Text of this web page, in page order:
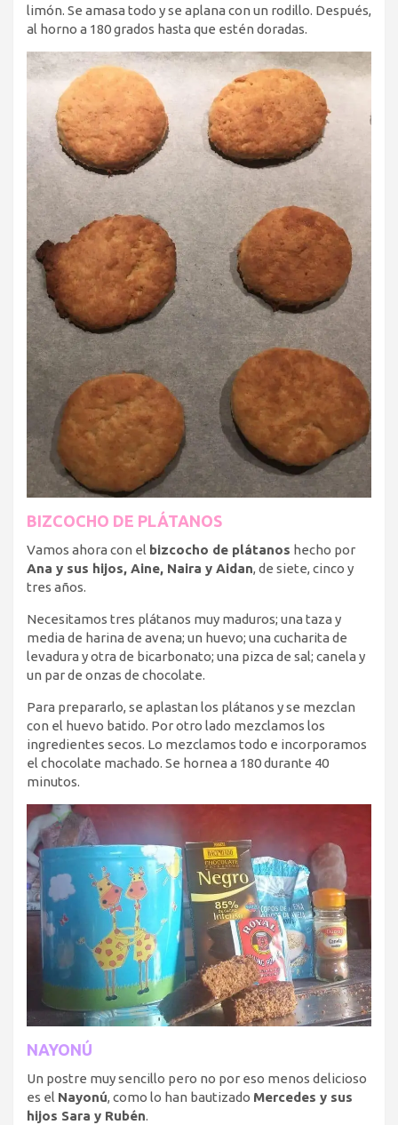
limón. Se amasa todo y se aplana con un rodillo. Después,
al horno a 180 grados hasta que estén doradas.
BIZCOCHO DE PLÁTANOS
Vamos ahora con el bizcocho de plátanos hecho por
Ana y sus hijos, Aine, Naira y Aidan, de siete, cinco y
tres años.
Necesitamos tres plátanos muy maduros; una taza y
media de harina de avena; un huevo; una cucharita de
levadura y otra de bicarbonato; una pizca de sal; canela y
un par de onzas de chocolate.
Para prepararlo, se aplastan los plátanos y se mezclan
con el huevo batido. Por otro lado mezclamos los
ingredientes secos. Lo mezclamos todo e incorporamos
el chocolate machado. Se hornea a 180 durante 40
minutos.
NAYONÚ
Un postre muy sencillo pero no por eso menos delicioso
es el Nayonú, como lo han bautizado Mercedes y sus
hijos Sara y Rubén.